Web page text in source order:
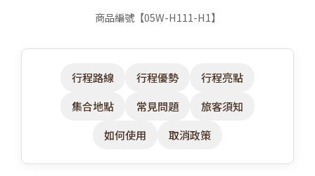
商品編號【05W-H111-H1】
行程路線 行程優勢
行程亮點
集合地點
常見問題
旅客須知
如何使用
取消政策